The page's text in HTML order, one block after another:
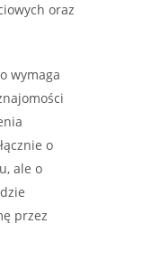
oraz
wymaga
o
ale o
przez